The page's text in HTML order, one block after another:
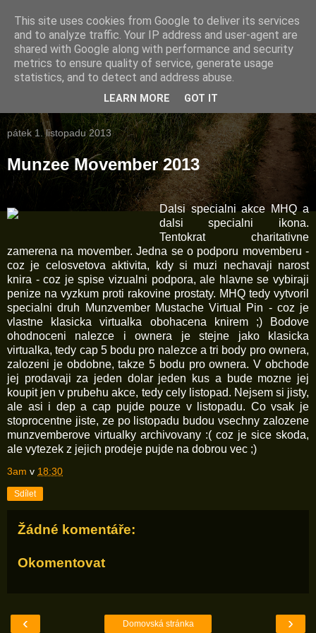
Frenkovo nepravidelný
BLOG
přístupy od 21.9.2008 :
pátek 1. listopadu 2013
Munzee Movember 2013
Dalsi specialni akce MHQ a
dalsi specialni ikona.
Tentokrat charitativne
zamerena na movember. Jedna se o podporu movemberu -
coz je celosvetova aktivita, kdy si muzi nechavaji narost
knira - coz je spise vizualni podpora, ale hlavne se vybiraji
penize na vyzkum proti rakovine prostaty. MHQ tedy vytvoril
specialni druh Munzvember Mustache Virtual Pin - coz je
vlastne klasicka virtualka obohacena knirem ;) Bodove
ohodnoceni nalezce i ownera je stejne jako klasicka
virtualka, tedy cap 5 bodu pro nalezce a tri body pro ownera,
zalozeni je obdobne, takze 5 bodu pro ownera. V obchode
jej prodavaji za jeden dolar jeden kus a bude mozne jej
koupit jen v prubehu akce, tedy cely listopad. Nejsem si jisty,
ale asi i dep a cap pujde pouze v listopadu. Co vsak je
stoprocentne jiste, ze po listopadu budou vsechny zalozene
munzvemberove virtualky archivovany :( coz je sice skoda,
ale vytezek z jejich prodeje pujde na dobrou vec ;)
3am v 18:30
Sdílet
Žádné komentáře:
Okomentovat
‹ ›
Domovská stránka
This site uses cookies from Google to deliver its services
and to analyze traffic. Your IP address and user-agent are
shared with Google along with performance and security
metrics to ensure quality of service, generate usage
statistics, and to detect and address abuse.
LEARN MORE GOT IT